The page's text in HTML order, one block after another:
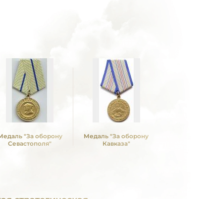
"За оборону
Севастополя"
Медаль "За оборону
Кавказа"